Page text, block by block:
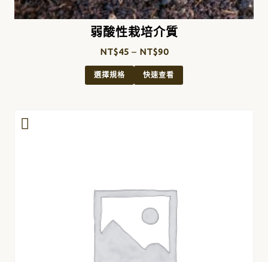
弱酸性栽培介質
NT$45 – NT$90
選擇規格 快速查看